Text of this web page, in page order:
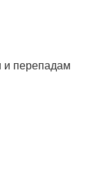
и перепадам